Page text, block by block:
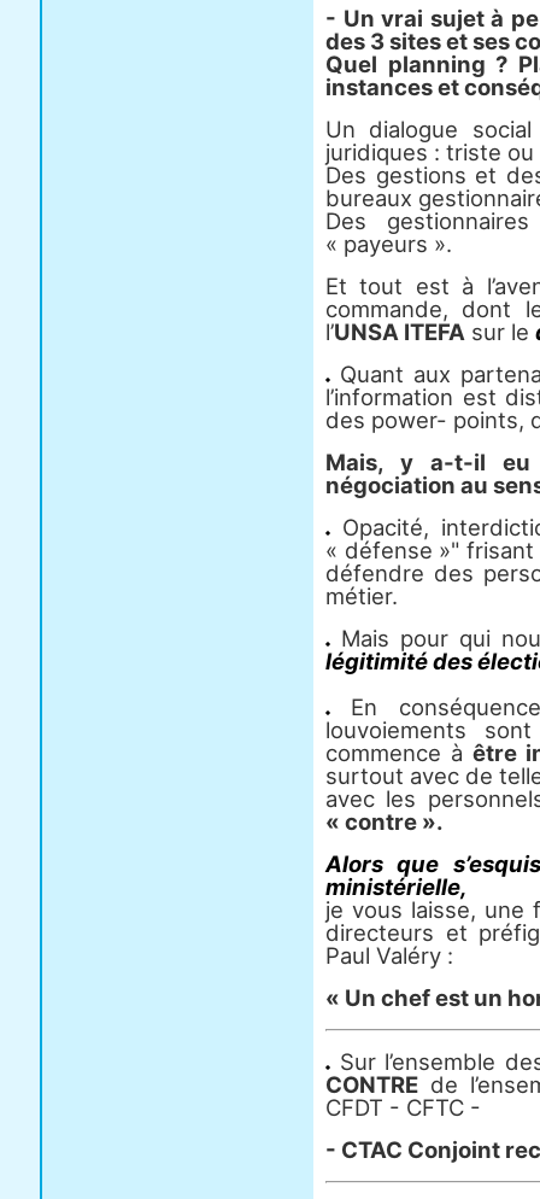
- Un vrai sujet à
des 3 sites et ses
Quel planning ?
instances et
Un dialogue
juridiques : triste ou
Des gestions et
bureaux
Des
« payeurs ».
Et tout est à
commande, dont
l’UNSA ITEFA sur le
Quant aux
l’information est
des power- points,
Mais, y a-t-il eu
négociation au
Opacité,
« défense »" frisant
défendre des
métier.
Mais pour qui
légitimité des
En
louvoiements
commence à être
surtout avec de
avec les
« contre ».
Alors que
ministérielle,
je vous laisse, une
directeurs et
Paul Valéry :
« Un chef est un
Sur l’ensemble
CONTRE de
CFDT - CFTC -
- CTAC Conjoint